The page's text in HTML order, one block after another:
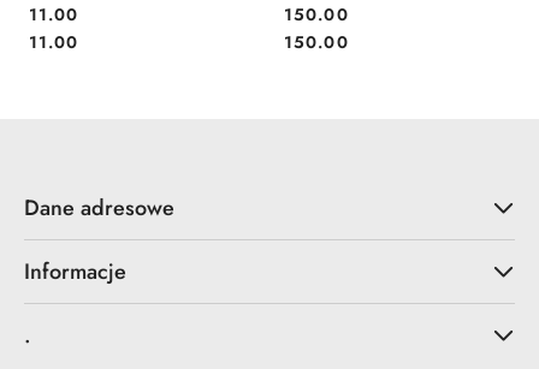
Cena:
11.00
Cena:
11.00
EURO EURORAMKA
Cena:
150.00
Cena:
150.00
Dane adresowe
Informacje
.